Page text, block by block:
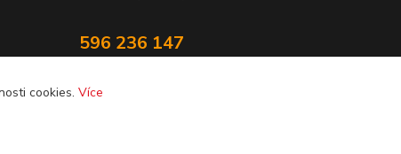
596 236 147
cookies. Více